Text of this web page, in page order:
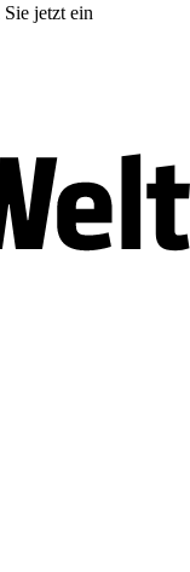
jetzt ein